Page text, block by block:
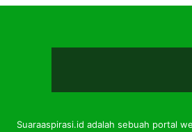
Suaraaspirasi.id adalah sebuah portal